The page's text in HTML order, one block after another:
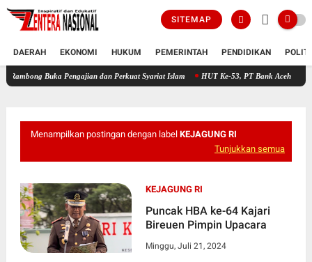
SITEMAP
DAERAH EKONOMI HUKUM PEMERINTAH PENDIDIKAN
Buka Pengajian dan Perkuat Syariat Islam HUT Ke-53, PT Bank Aceh Syariah KC
Menampilkan postingan dengan label KEJAGUNG RI
Tunjukkan semua
KEJAGUNG RI
Puncak HBA ke-64 Kajari
Bireuen Pimpin Upacara
Minggu, Juli 21, 2024